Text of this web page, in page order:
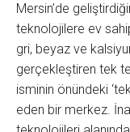
Mersin’de
teknolojilere ev
gri, beyaz ve
gerçekleştiren tek
isminin önündeki
eden bir merkez.